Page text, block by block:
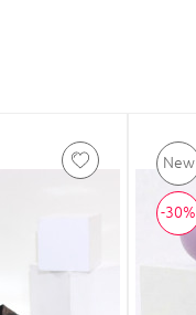
-30%